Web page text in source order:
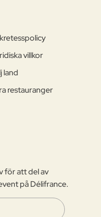
villkor
land
restauranger
för att del av
på Délifrance.